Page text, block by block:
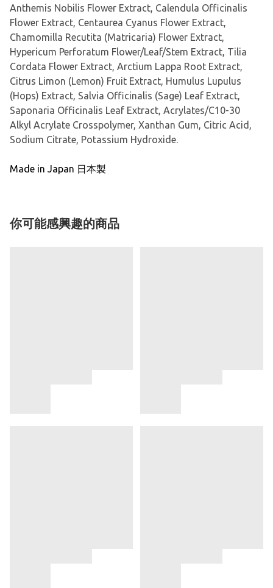
Anthemis Nobilis Flower Extract, Calendula Officinalis
Flower Extract, Centaurea Cyanus Flower Extract,
Chamomilla Recutita (Matricaria) Flower Extract,
Hypericum Perforatum Flower/Leaf/Stem Extract, Tilia
Cordata Flower Extract, Arctium Lappa Root Extract,
Citrus Limon (Lemon) Fruit Extract, Humulus Lupulus
(Hops) Extract, Salvia Officinalis (Sage) Leaf Extract,
Saponaria Officinalis Leaf Extract, Acrylates/C10-30
Alkyl Acrylate Crosspolymer, Xanthan Gum, Citric Acid,
Sodium Citrate, Potassium Hydroxide.
Made in Japan 日本製
你可能感興趣的商品